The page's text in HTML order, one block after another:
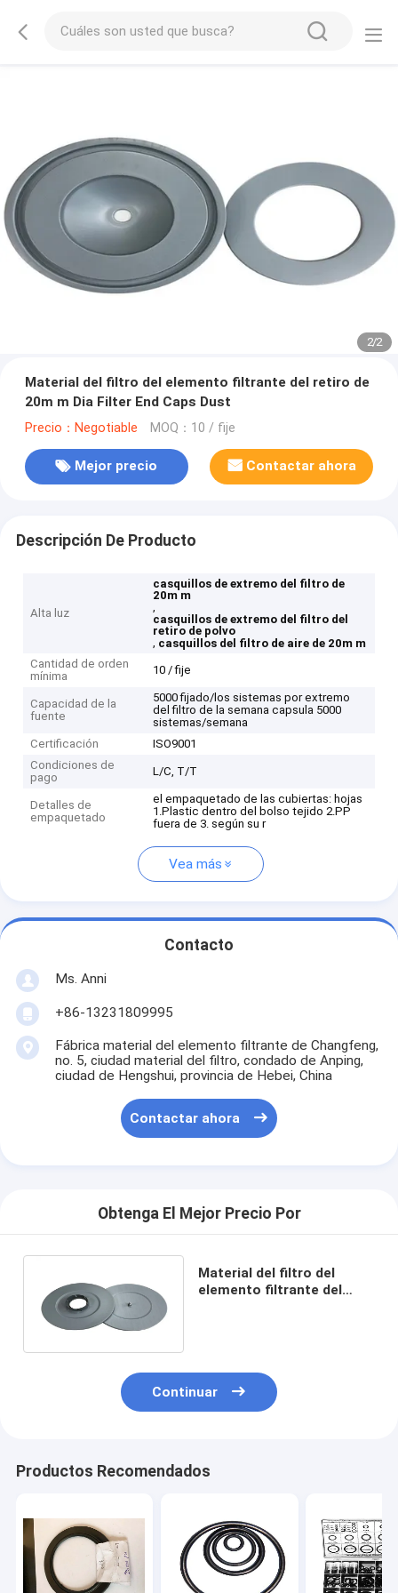
2/2
Material del filtro del elemento filtrante del retiro de
20m m Dia Filter End Caps Dust
Precio：Negotiable MOQ：10 / fije
Mejor precio Contactar ahora
Descripción De Producto
Alta luz
casquillos de extremo del filtro de
20m m
,
casquillos de extremo del filtro del
retiro de polvo
, casquillos del filtro de aire de 20m m
Cantidad de orden
mínima
10 / fije
Capacidad de la
fuente
5000 fijado/los sistemas por extremo
del filtro de la semana capsula 5000
sistemas/semana
Certificación
ISO9001
Condiciones de
pago
L/C, T/T
Detalles de
empaquetado
el empaquetado de las cubiertas: hojas
1.Plastic dentro del bolso tejido 2.PP
fuera de 3. según su r
Vea más
Contacto
Ms. Anni
+86-13231809995
Fábrica material del elemento filtrante de Changfeng,
no. 5, ciudad material del filtro, condado de Anping,
ciudad de Hengshui, provincia de Hebei, China
Contactar ahora
Obtenga El Mejor Precio Por
Material del filtro del
elemento filtrante del
Continuar
Productos Recomendados